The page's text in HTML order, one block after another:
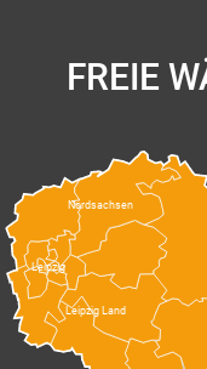
FREIE
Leipzig
Leipzig Land
Nordsachsen